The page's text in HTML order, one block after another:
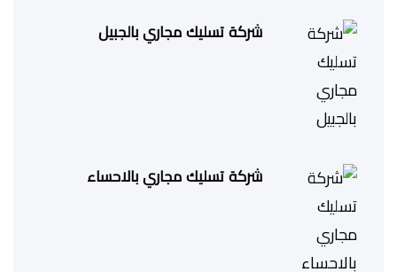
شركة تسليك مجاري بالجبيل
شركة تسليك مجاري بالاحساء